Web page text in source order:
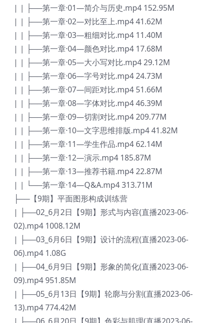
| | ├──第一章·01—简介与历史.mp4 152.95M
| | ├──第一章·02—对比至上.mp4 41.62M
| | ├──第一章·03—粗细对比.mp4 11.40M
| | ├──第一章·04—颜色对比.mp4 17.68M
| | ├──第一章·05—大小写对比.mp4 29.12M
| | ├──第一章·06—字号对比.mp4 24.73M
| | ├──第一章·07—间距对比.mp4 51.66M
| | ├──第一章·08—字体对比.mp4 46.39M
| | ├──第一章·09—切割对比.mp4 209.77M
| | ├──第一章·10—文字思维排版.mp4 41.82M
| | ├──第一章·11—学生作品.mp4 62.14M
| | ├──第一章·12—演示.mp4 185.87M
| | ├──第一章·13—推荐书籍.mp4 22.87M
| | └──第一章·14—Q&A.mp4 313.71M
├──【9期】平面图形构成训练营
| ├──02_6月2日【9期】形式与内容(直播2023-06-
02).mp4 1008.12M
| ├──03_6月6日【9期】设计的流程(直播2023-06-
06).mp4 1.08G
| ├──04_6月9日【9期】形象的简化(直播2023-06-
09).mp4 951.85M
| ├──05_6月13日【9期】轮廓与分割(直播2023-06-
13).mp4 774.42M